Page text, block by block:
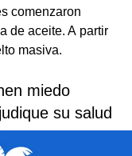
comenzaron
de aceite. A partir
masiva.
miedo
su salud